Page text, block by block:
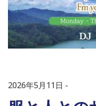
2026年5月11日